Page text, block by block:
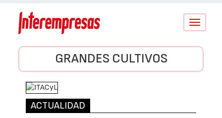
Conmutar
GRANDES CULTIVOS
ACTUALIDAD